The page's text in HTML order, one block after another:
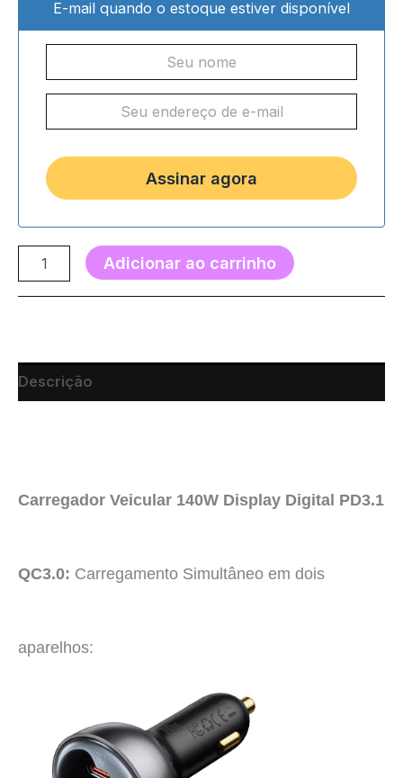
E-mail quando o estoque estiver disponível
Adicionar ao carrinho
Descrição
Carregador Veicular 140W Display Digital PD3.1
QC3.0: Carregamento Simultâneo em dois
aparelhos: